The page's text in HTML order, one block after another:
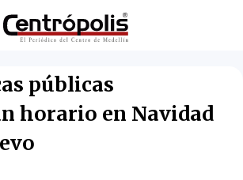
públicas
horario en Navidad